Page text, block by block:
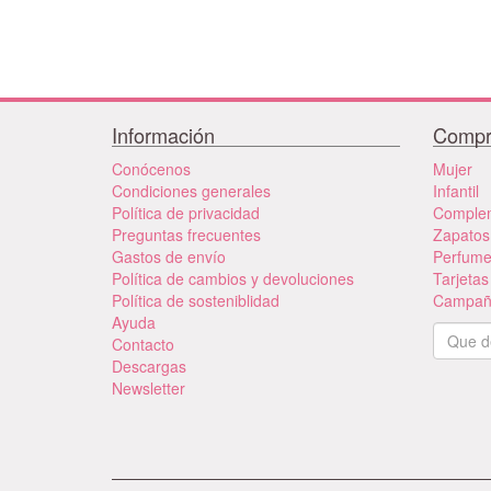
Información
Conócenos
Condiciones generales
Política de privacidad
Preguntas frecuentes
Gastos de envío
Política de cambios y devoluciones
Política de sosteniblidad
Ayuda
Contacto
Descargas
Newsletter
Mujer
Infantil
Perfume